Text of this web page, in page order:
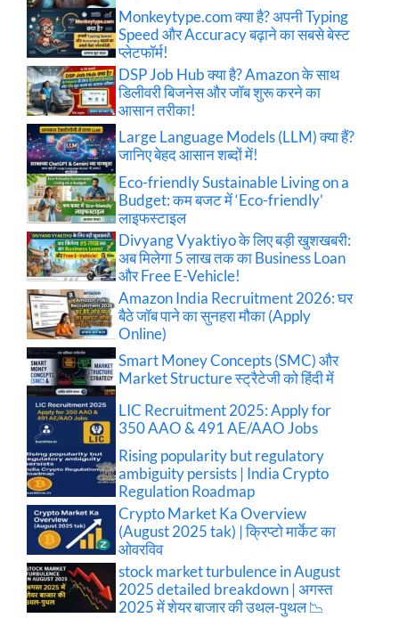
Monkeytype.com क्या है? अपनी Typing
Speed और Accuracy बढ़ाने का सबसे बेस्ट
प्लेटफॉर्म!
DSP Job Hub क्या है? Amazon के साथ
डिलीवरी बिजनेस और जॉब शुरू करने का
आसान तरीका!
Large Language Models (LLM) क्या हैं?
जानिए बेहद आसान शब्दों में!
Eco-friendly Sustainable Living on a
Budget: कम बजट में ‘Eco-friendly’
लाइफस्टाइल
Divyang Vyaktiyo के लिए बड़ी खुशखबरी:
अब मिलेगा 5 लाख तक का Business Loan
और Free E-Vehicle!
Amazon India Recruitment 2026: घर
बैठे जॉब पाने का सुनहरा मौका (Apply
Online)
Smart Money Concepts (SMC) और
Market Structure स्ट्रैटेजी को हिंदी में
LIC Recruitment 2025: Apply for
350 AAO & 491 AE/AAO Jobs
Rising popularity but regulatory
ambiguity persists | India Crypto
Regulation Roadmap
Crypto Market Ka Overview
(August 2025 tak) | क्रिप्टो मार्केट का
ओवरविव
stock market turbulence in August
2025 detailed breakdown | अगस्त
2025 में शेयर बाजार की उथल-पुथल 📉